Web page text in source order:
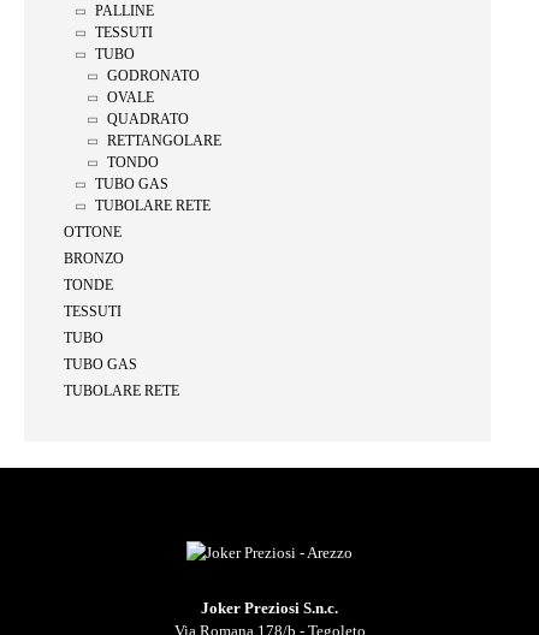
PALLINE
TESSUTI
TUBO
GODRONATO
OVALE
QUADRATO
RETTANGOLARE
TONDO
TUBO GAS
TUBOLARE RETE
OTTONE
BRONZO
TONDE
TESSUTI
TUBO
TUBO GAS
TUBOLARE RETE
Joker Preziosi S.n.c.
Via Romana 178/b - Tegoleto